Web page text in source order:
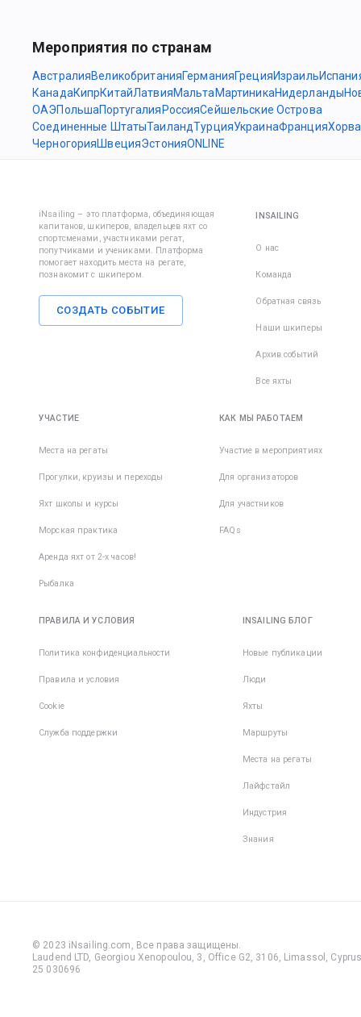
Мероприятия по странам
АвстралияВеликобританияГерманияГрецияИзраиль
КанадаКипрКитайЛатвияМальта МартиникаНидерланды
ОАЭПольшаПортугалия РоссияСейшельские Острова
Соединенные ШтатыТаиландТурцияУкраинаФранция
ЧерногорияШвецияЭстонияONLINE
iNsailing – это платформа, объединяющая
капитанов, шкиперов, владельцев яхт со
спортсменами, участниками регат,
попутчиками и учениками. Платформа
помогает находить места на регате,
познакомит с шкипером.
СОЗДАТЬ СОБЫТИЕ
INSAILING
О нас
Команда
Обратная связь
Наши шкиперы
Архив событий
Все яхты
УЧАСТИЕ
Места на регаты
Прогулки, круизы и переходы
Яхт школы и курсы
Морская практика
Аренда яхт от 2-х часов!
Рыбалка
КАК МЫ РАБОТАЕМ
Участие в мероприятиях
Для организаторов
Для участников
FAQs
ПРАВИЛА И УСЛОВИЯ
Политика конфиденциальности
Правила и условия
Cookie
Служба поддержки
INSAILING БЛОГ
Новые публикации
Люди
Яхты
Маршруты
Места на регаты
Лайфстайл
Индустрия
Знания
© 2023 iNsailing.com, Все права защищены.
Laudend LTD, Georgiou Xenopoulou, 3, Office G2, 3106, Limassol,
25 030696